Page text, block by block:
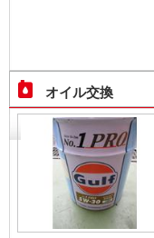
オイル交換